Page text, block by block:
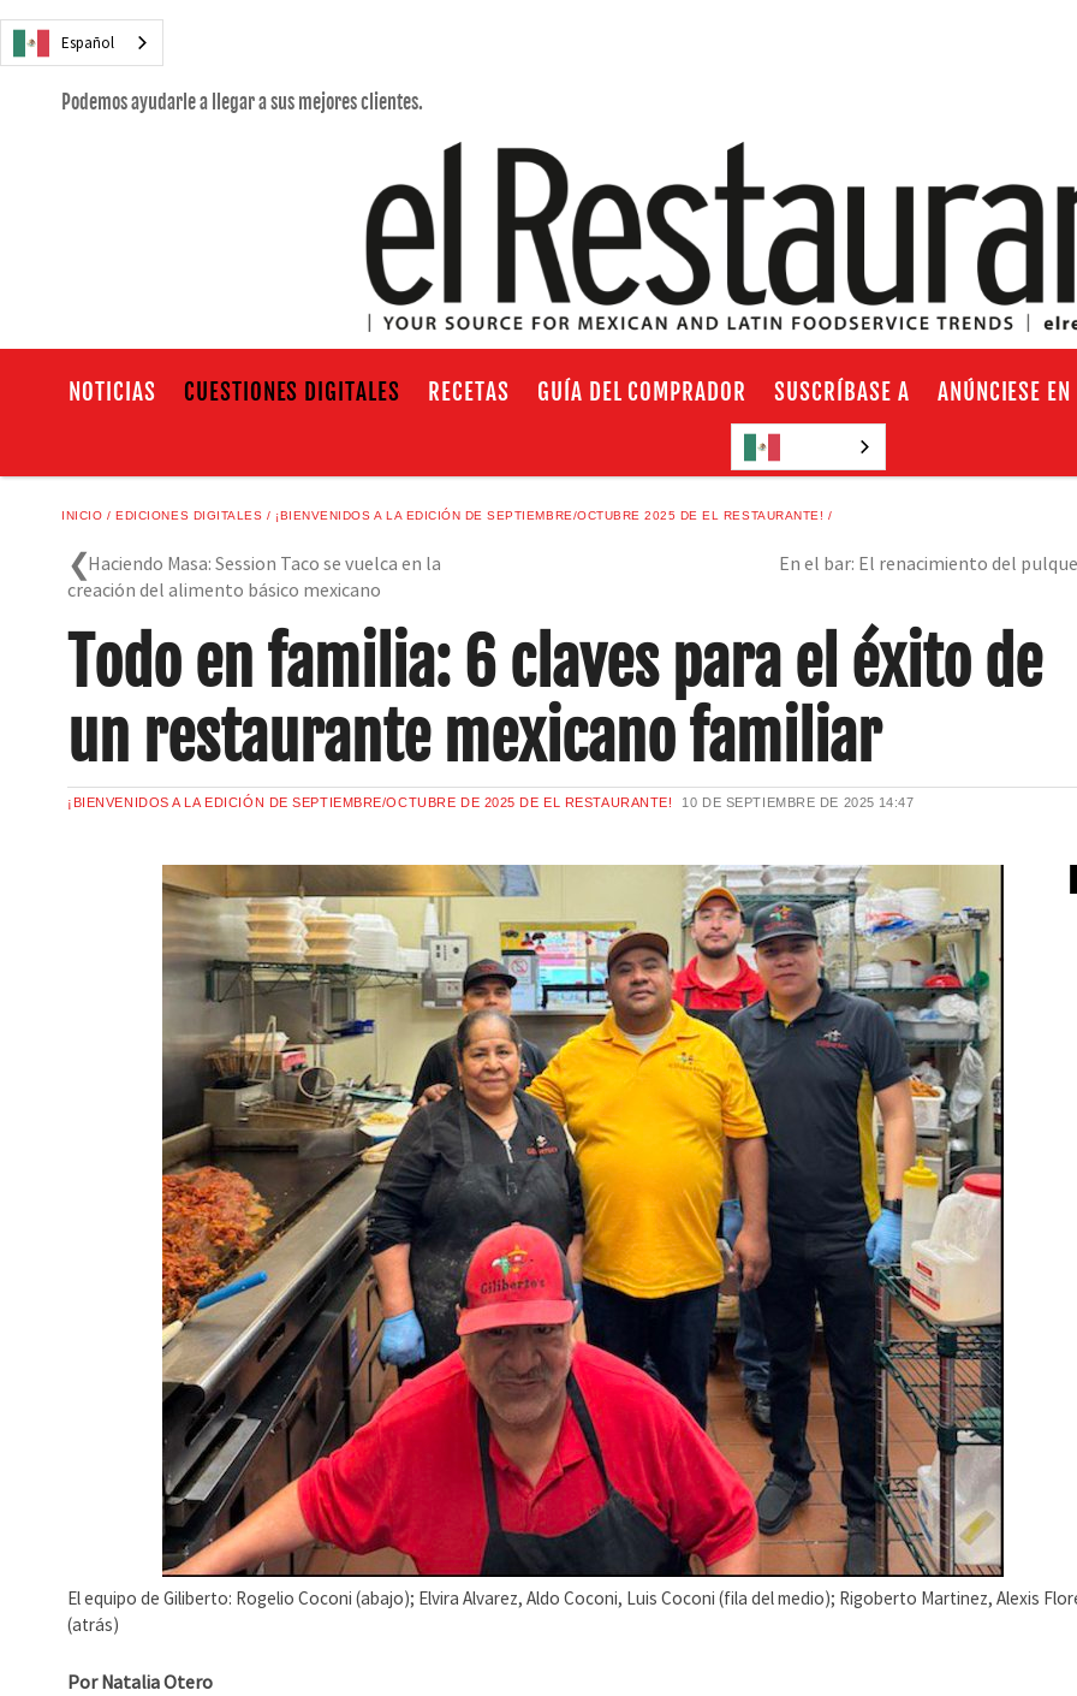
Español
Podemos ayudarle a llegar a sus mejores clientes.
NOTICIAS CUESTIONES DIGITALES RECETAS GUÍA DEL COMPRADOR SUSCRÍBASE A ANÚNCIESE EN
INICIO EDICIONES DIGITALES ¡BIENVENIDOS A LA EDICIÓN DE SEPTIEMBRE/OCTUBRE 2025 DE EL RESTAURANTE!
Haciendo Masa: Session Taco se vuelca en la
creación del alimento básico mexicano
En el bar: El renacimiento del pulque
Todo en familia: 6 claves para el éxito de
un restaurante mexicano familiar
¡BIENVENIDOS A LA EDICIÓN DE SEPTIEMBRE/OCTUBRE DE 2025 DE EL RESTAURANTE! 10 DE SEPTIEMBRE DE 2025 14:47
El equipo de Giliberto: Rogelio Coconi (abajo); Elvira Alvarez, Aldo Coconi, Luis Coconi (fila del medio); Rigoberto Martinez, Alexis
(atrás)
Por Natalia Otero